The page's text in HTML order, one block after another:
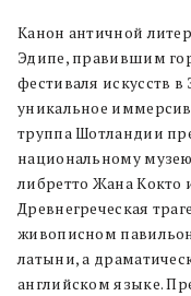
Канон античной
Эдипе, правившим
фестиваля искусств в
уникальное
труппа Шотландии
национальному
либретто Жана Кокто
Древнегреческая
живописном
латыни, а
английском языке.